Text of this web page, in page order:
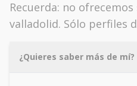
Recuerda: no
valladolid. Sólo perfiles
¿Quieres saber más de mí?